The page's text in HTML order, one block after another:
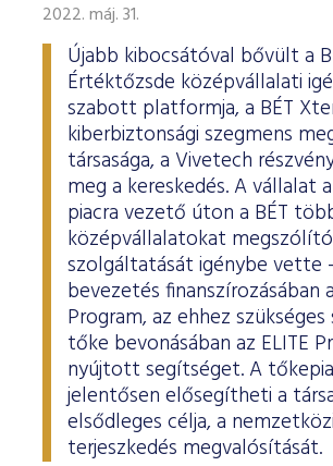
ESG Útmutató
2022. máj. 31.
Újabb kibocsátóval bővült a
Értéktőzsde középvállalati
szabott platformja, a BÉT
kiberbiztonsági szegmens
társasága, a Vivetech
meg a kereskedés. A vállalat
piacra vezető úton a BÉT
középvállalatokat megszólító
szolgáltatását igénybe vette
bevezetés finanszírozásában
Program, az ehhez
tőke bevonásában az ELITE
nyújtott segítséget. A
jelentősen elősegítheti a
elsődleges célja, a nemzetközi
terjeszkedés megvalósítását.